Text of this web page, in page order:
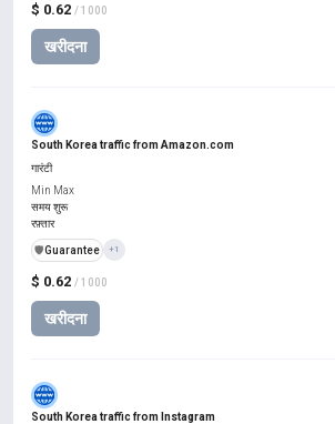
$ 0.62 / 1000
खरीदना
South Korea traffic from Amazon.com
$ 0.62 / 1000
खरीदना
गारंटी
Min Max
समय शुरू
रफ़्तार
️🛡️Guarantee +1
South Korea traffic from Instagram